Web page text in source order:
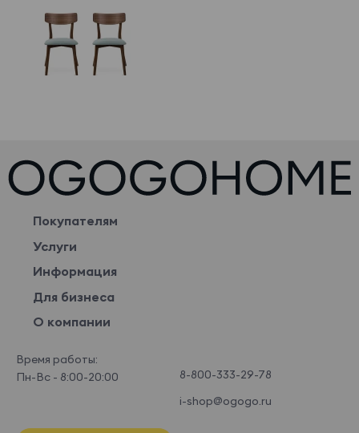
Покупателям
Услуги
Информация
Для бизнеса
О компании
Время работы:
Пн-Вс - 8:00-20:00
8-800-333-29-78
i-shop@ogogo.ru